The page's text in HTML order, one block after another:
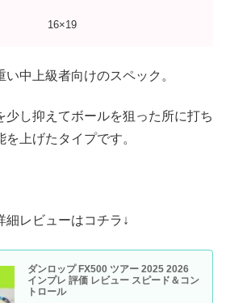
16×19
中上級者向けのスペック。
少し抑えてボールを狙った所に打ち
上げたタイプです。
細レビューはコチラ↓
ダンロップ FX500 ツアー 2025 2026
インプレ 評価 レビュー スピード＆コン
トロール